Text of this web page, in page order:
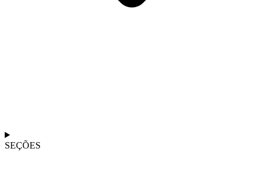
SEÇÕES